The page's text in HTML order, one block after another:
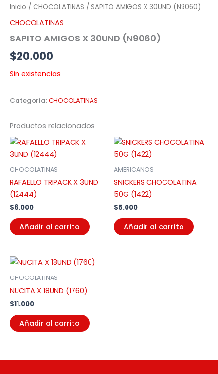
Inicio / CHOCOLATINAS / SAPITO AMIGOS X 30UND (N9060)
CHOCOLATINAS
SAPITO AMIGOS X 30UND (N9060)
$20.000
Sin existencias
Categoría:CHOCOLATINAS
Productos relacionados
CHOCOLATINAS
RAFAELLO TRIPACK X 3UND
(12444)
$6.000
Añadir al carrito
AMERICANOS
SNICKERS CHOCOLATINA
50G (1422)
$5.000
Añadir al carrito
CHOCOLATINAS
NUCITA X 18UND (1760)
$11.000
Añadir al carrito